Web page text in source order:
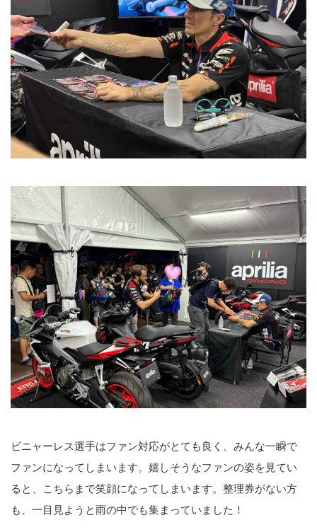
ビニャーレス選手はファン対応がとても良く、みんな一瞬で
ファンになってしまいます。嬉しそうなファンの姿を見てい
ると、こちらまで笑顔になってしまいます。整理券がない方
も、一目見ようと雨の中でも集まっていました！